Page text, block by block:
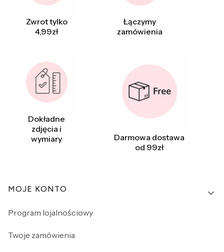
Zwrot tylko
4,99zł
Łączymy
zamówienia
Dokładne
zdjęcia i
wymiary
Darmowa dostawa
od 99zł
Linki w stopce
MOJE KONTO
Program lojalnościowy
Twoje zamówienia